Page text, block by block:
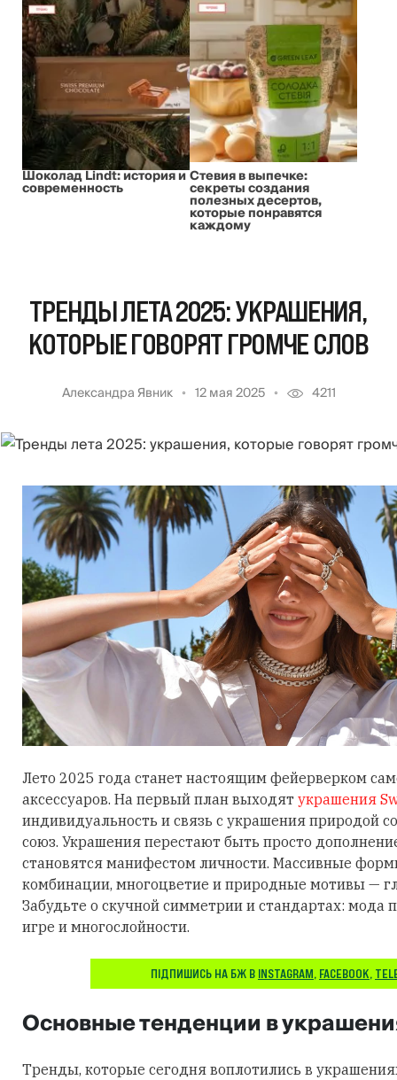
Шоколад Lindt: история и
современность
Стевия в выпечке:
секреты создания
полезных десертов,
которые понравятся
каждому
ТРЕНДЫ ЛЕТА 2025: УКРАШЕНИЯ,
КОТОРЫЕ ГОВОРЯТ ГРОМЧЕ СЛОВ
Александра Явник 12 мая 2025 4211
Лето 2025 года станет настоящим фейерверком
аксессуаров. На первый план выходят украшения
индивидуальность и связь с украшения природой
союз. Украшения перестают быть просто
становятся манифестом личности. Массивные
комбинации, многоцветие и природные мотивы —
Забудьте о скучной симметрии и стандартах: мода
игре и многослойности.
ПІДПИШИСЬ НА БЖ В INSTAGRAM, FACEBOOK,
Основные тенденции в
Тренды, которые сегодня воплотились в